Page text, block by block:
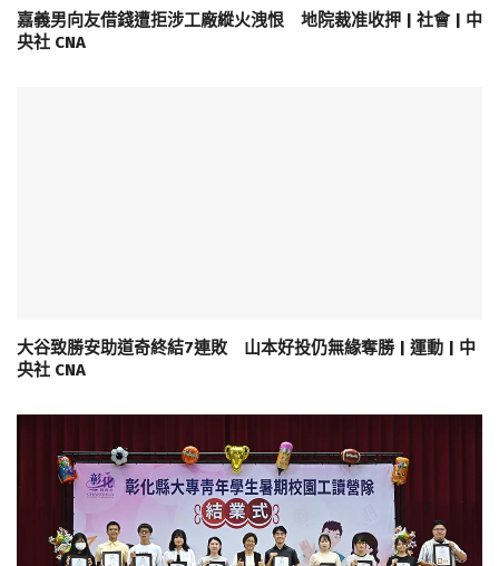
嘉義男向友借錢遭拒涉工廠縱火洩恨 地院裁准收押 | 社會 | 中
央社 CNA
大谷致勝安助道奇終結7連敗 山本好投仍無緣奪勝 | 運動 | 中
央社 CNA